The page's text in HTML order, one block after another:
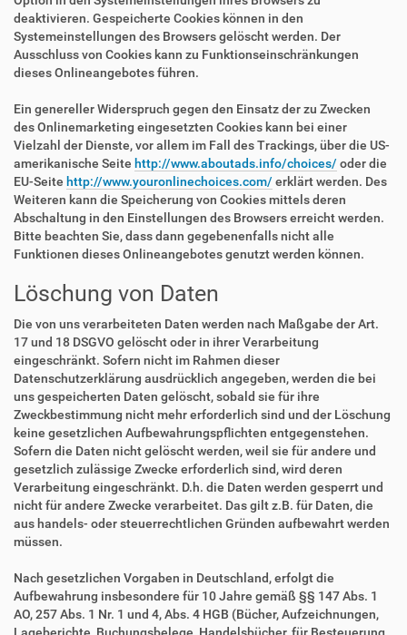
deaktivieren. Gespeicherte Cookies können in den
Systemeinstellungen des Browsers gelöscht werden. Der
Ausschluss von Cookies kann zu Funktionseinschränkungen
dieses Onlineangebotes führen.
Ein genereller Widerspruch gegen den Einsatz der zu Zwecken
des Onlinemarketing eingesetzten Cookies kann bei einer
Vielzahl der Dienste, vor allem im Fall des Trackings, über die US-
amerikanische Seite http://www.aboutads.info/choices/ oder die
EU-Seite http://www.youronlinechoices.com/ erklärt werden. Des
Weiteren kann die Speicherung von Cookies mittels deren
Abschaltung in den Einstellungen des Browsers erreicht werden.
Bitte beachten Sie, dass dann gegebenenfalls nicht alle
Funktionen dieses Onlineangebotes genutzt werden können.
Löschung von Daten
Die von uns verarbeiteten Daten werden nach Maßgabe der Art.
17 und 18 DSGVO gelöscht oder in ihrer Verarbeitung
eingeschränkt. Sofern nicht im Rahmen dieser
Datenschutzerklärung ausdrücklich angegeben, werden die bei
uns gespeicherten Daten gelöscht, sobald sie für ihre
Zweckbestimmung nicht mehr erforderlich sind und der Löschung
keine gesetzlichen Aufbewahrungspflichten entgegenstehen.
Sofern die Daten nicht gelöscht werden, weil sie für andere und
gesetzlich zulässige Zwecke erforderlich sind, wird deren
Verarbeitung eingeschränkt. D.h. die Daten werden gesperrt und
nicht für andere Zwecke verarbeitet. Das gilt z.B. für Daten, die
aus handels- oder steuerrechtlichen Gründen aufbewahrt werden
müssen.
Nach gesetzlichen Vorgaben in Deutschland, erfolgt die
Aufbewahrung insbesondere für 10 Jahre gemäß §§ 147 Abs. 1
AO, 257 Abs. 1 Nr. 1 und 4, Abs. 4 HGB (Bücher, Aufzeichnungen,